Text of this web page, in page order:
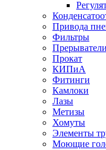
Привода
Фильтры
Прокат
КИПиА
Фитинги
Камлоки
Лазы
Метизы
Хомуты
Элементы
Моющие